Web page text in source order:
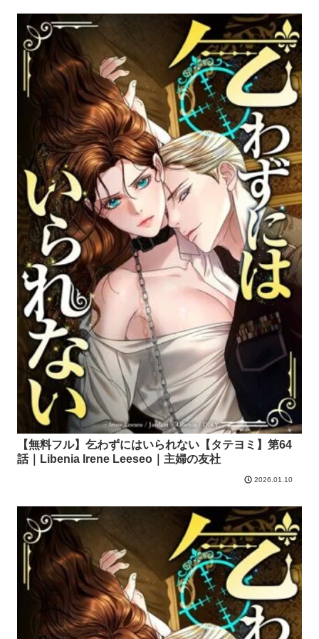
【無料フル】乞わずにはいられない【タテヨミ】第64
話｜Libenia Irene Leeseo｜主婦の友社
2026.01.10